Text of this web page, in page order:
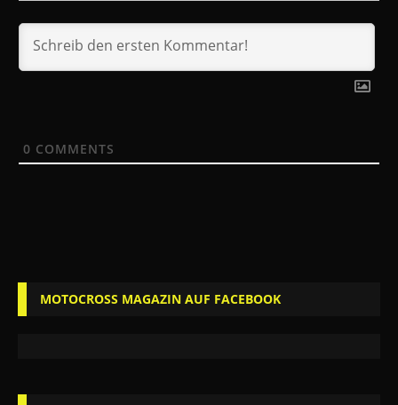
0 COMMENTS
MOTOCROSS MAGAZIN AUF FACEBOOK